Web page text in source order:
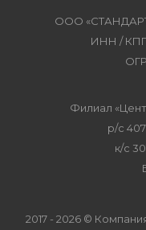
ООО
ИНН / КПП
Филиал
р/с
к/с
2017 - 2026 ©